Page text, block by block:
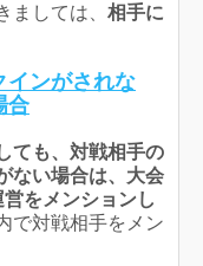
ましては、 相手に
インがされな
合
ても、対戦相手の
ない場合は、大会
をメンションし
で対戦相手をメン